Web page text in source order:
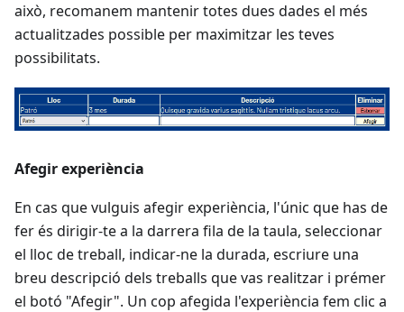
això, recomanem mantenir totes dues dades el més
actualitzades possible per maximitzar les teves
possibilitats.
Afegir experiència
En cas que vulguis afegir experiència, l'únic que has de
fer és dirigir-te a la darrera fila de la taula, seleccionar
el lloc de treball, indicar-ne la durada, escriure una
breu descripció dels treballs que vas realitzar i prémer
el botó "Afegir". Un cop afegida l'experiència fem clic a